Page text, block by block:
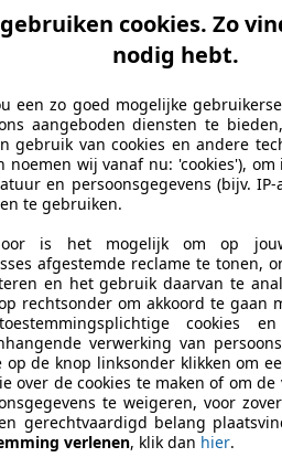
onderhoudshistorie
rokers auto
kW (PK)
cookies. Zo
nodig hebt.
een zo goed mogelijke
aangeboden diensten te
gebruik van cookies en andere
noemen wij vanaf nu: 'cookies'),
en persoonsgegevens (bijv.
te gebruiken.
is het mogelijk om op
afgestemde reclame te tonen,
en het gebruik daarvan te
rechtsonder om akkoord te gaan
cookies
verwerking van
op de knop linksonder klikken om
over de cookies te maken of om
te weigeren, voor
gerechtvaardigd belang
verlenen, klik dan hier.